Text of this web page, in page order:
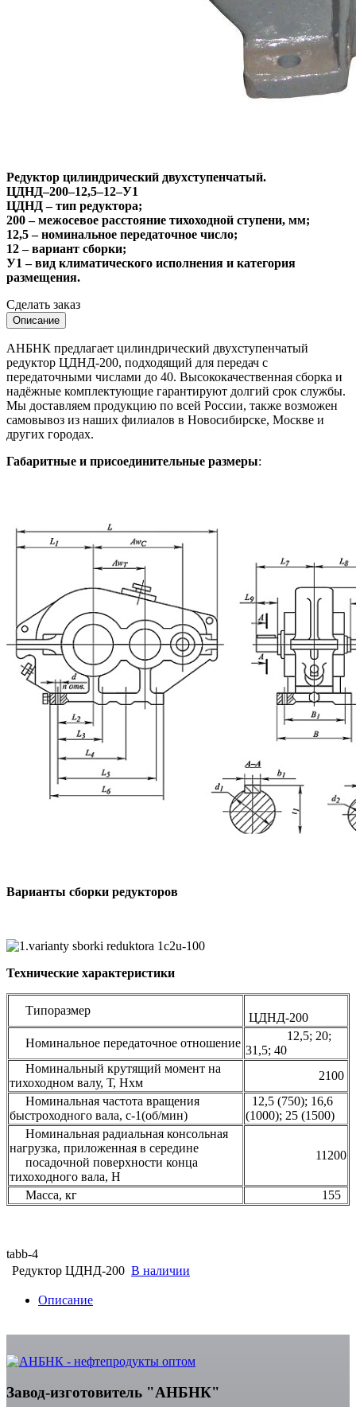
Редуктор цилиндрический двухступенчатый.
ЦДНД–200–12,5–12–У1
ЦДНД – тип редуктора;
200 – межосевое расстояние тихоходной ступени, мм;
12,5 – номинальное передаточное число;
12 – вариант сборки;
У1 – вид климатического исполнения и категория
размещения.
Сделать заказ
Описание
АНБНК предлагает цилиндрический двухступенчатый
редуктор ЦДНД-200, подходящий для передач с
передаточными числами до 40. Высококачественная сборка и
надёжные комплектующие гарантируют долгий срок службы.
Мы доставляем продукцию по всей России, также возможен
самовывоз из наших филиалов в Новосибирске, Москве и
других городах.
Габаритные и присоединительные размеры:
Варианты сборки редукторов
Технические характеристики
Типоразмер
ЦДНД-200
Номинальное передаточное отношение
12,5; 20;
31,5; 40
Номинальный крутящий момент на
тихоходном валу, Т, Нxм
2100
Номинальная частота вращения
быстроходного вала, с-1(об/мин)
12,5 (750); 16,6
(1000); 25 (1500)
Номинальная радиальная консольная
нагрузка, приложенная в середине
посадочной поверхности конца
тихоходного вала, Н
11200
Масса, кг 155
tabb-4
Редуктор ЦДНД-200 В наличии
Описание
Завод-изготовитель "АНБНК"